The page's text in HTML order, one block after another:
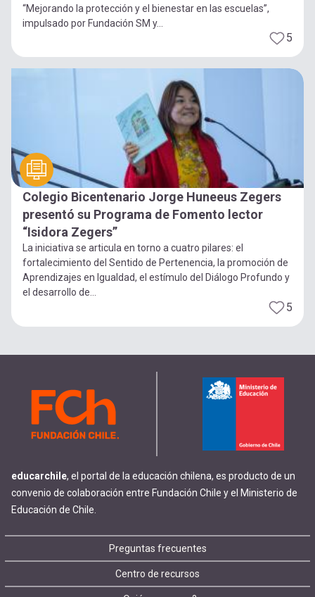
“Mejorando la protección y el bienestar en las escuelas”,
impulsado por Fundación SM y...
5
Colegio Bicentenario Jorge Huneeus Zegers
presentó su Programa de Fomento lector
“Isidora Zegers”
La iniciativa se articula en torno a cuatro pilares: el
fortalecimiento del Sentido de Pertenencia, la promoción de
Aprendizajes en Igualdad, el estímulo del Diálogo Profundo y
el desarrollo de...
5
educarchile, el portal de la educación chilena, es producto de un
convenio de colaboración entre Fundación Chile y el Ministerio de
Educación de Chile.
Footer
Preguntas frecuentes
Centro de recursos